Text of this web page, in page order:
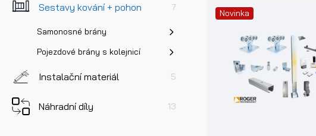
Sestavy kování + pohon 7
Samonosné brány
Pojezdové brány s kolejnicí
Instalační materiál 5
Náhradní díly 13
Novinka